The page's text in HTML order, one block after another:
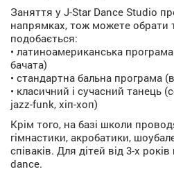
Заняття у J-Star Dance Studio
напрямках, тож можете обрати
подобається:
• латиноамериканська
бачата)
• стандартна бальна програма
• класичний і сучасний танець
jazz-funk, хіп-хоп)
Крім того, на базі школи
гімнастики, акробатики,
співаків. Для дітей від 3-х
dance.